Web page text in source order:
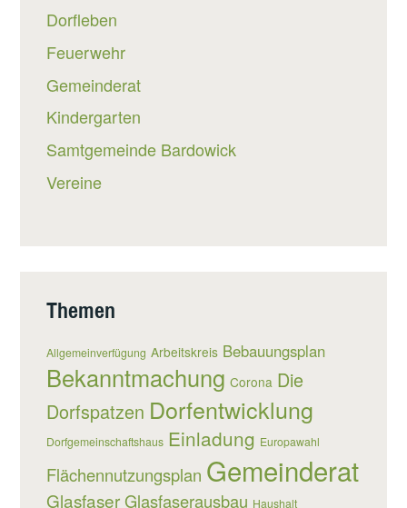
Dorfleben
Feuerwehr
Gemeinderat
Kindergarten
Samtgemeinde Bardowick
Vereine
Themen
Allgemeinverfügung Arbeitskreis Bebauungsplan
Bekanntmachung Corona Die
Dorfspatzen Dorfentwicklung
Dorfgemeinschaftshaus Einladung Europawahl
Flächennutzungsplan Gemeinderat
Glasfaser Glasfaserausbau Haushalt